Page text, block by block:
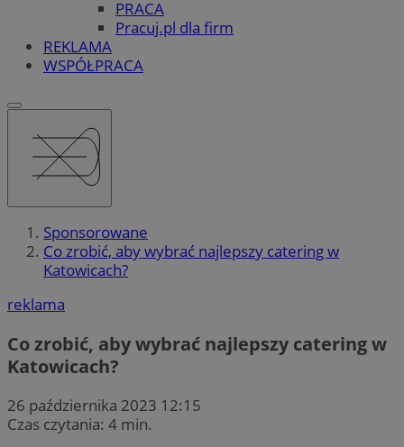
PRACA
Pracuj.pl dla firm
REKLAMA
WSPÓŁPRACA
Sponsorowane
Co zrobić, aby wybrać najlepszy catering w
Katowicach?
reklama
Co zrobić, aby wybrać najlepszy catering w
Katowicach?
26 października 2023 12:15
Czas czytania: 4 min.